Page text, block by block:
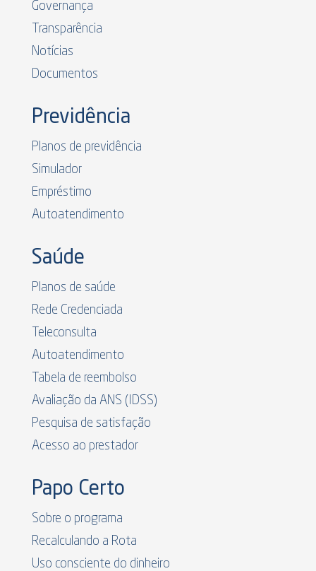
Governança
Transparência
Notícias
Documentos
Previdência
Planos de previdência
Simulador
Empréstimo
Autoatendimento
Saúde
Planos de saúde
Rede Credenciada
Teleconsulta
Autoatendimento
Tabela de reembolso
Avaliação da ANS (IDSS)
Pesquisa de satisfação
Acesso ao prestador
Papo Certo
Sobre o programa
Recalculando a Rota
Uso consciente do dinheiro